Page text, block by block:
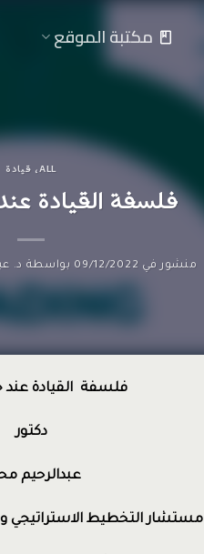
مكتبة الموقع
ALL، قيادة
فلسفة القيادة
منشور في 09/12/2022 بواسطة د.
فلسفة القيادة
دكتور
عبدالرحيم
مستشار التخطيط الاستراتيجي